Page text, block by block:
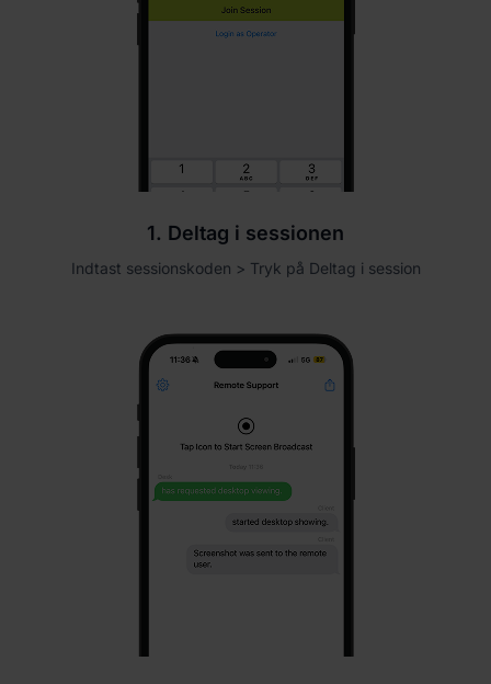
1. Deltag i sessionen
Indtast sessionskoden > Tryk på Deltag i session